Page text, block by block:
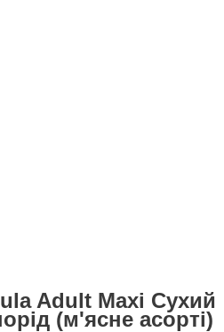
Adult Maxi Сухий
(м'ясне асорті)